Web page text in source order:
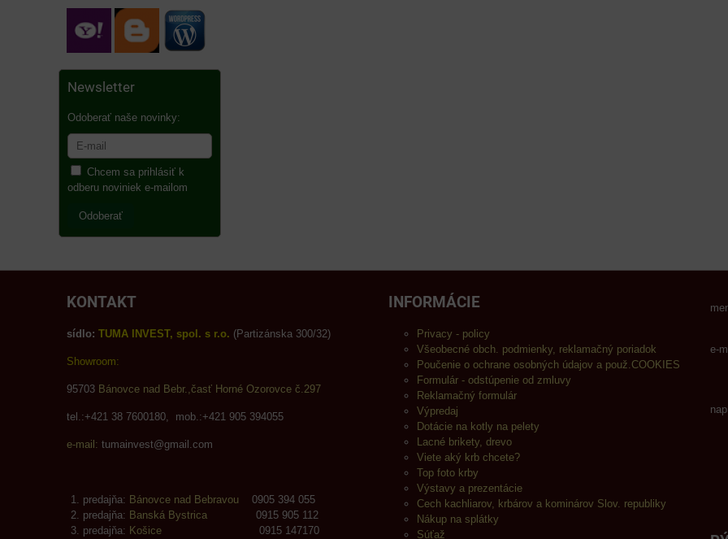
Newsletter
Odoberať naše novinky:
Chcem sa prihlásiť k
odberu noviniek e-mailom
Odoberať
KONTAKT
sídlo: TUMA INVEST, spol. s r.o. (Partizánska 300/32)
Showroom:
95703 Bánovce nad Bebr.,časť Horné Ozorovce č.297
tel.:+421 38 7600180, mob.:+421 905 394055
e-mail: tumainvest@gmail.com
predajňa: Bánovce nad Bebravou 0905 394 055
predajňa: Banská Bystrica 0915 905 112
predajňa: Košice 0915 147170
INFORMÁCIE
Privacy - policy
Všeobecné obch. podmienky, reklamačný poriadok
Poučenie o ochrane osobných údajov a použ.COOKIES
Formulár - odstúpenie od zmluvy
Reklamačný formulár
Výpredaj
Dotácie na kotly na pelety
Lacné brikety, drevo
Viete aký krb chcete?
Top foto krby
Výstavy a prezentácie
Cech kachliarov, krbárov a kominárov Slov. republiky
Nákup na splátky
Súťaž
e-